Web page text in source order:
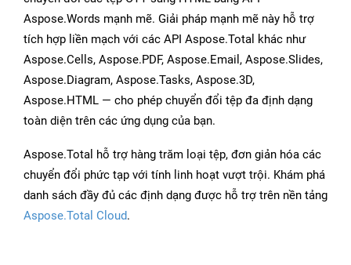
Aspose.Words mạnh mẽ. Giải pháp mạnh mẽ này hỗ trợ
tích hợp liền mạch với các API Aspose.Total khác như
Aspose.Cells, Aspose.PDF, Aspose.Email, Aspose.Slides,
Aspose.Diagram, Aspose.Tasks, Aspose.3D,
Aspose.HTML — cho phép chuyển đổi tệp đa định dạng
toàn diện trên các ứng dụng của bạn.
Aspose.Total hỗ trợ hàng trăm loại tệp, đơn giản hóa các
chuyển đổi phức tạp với tính linh hoạt vượt trội. Khám phá
danh sách đầy đủ các định dạng được hỗ trợ trên nền tảng
Aspose.Total Cloud.